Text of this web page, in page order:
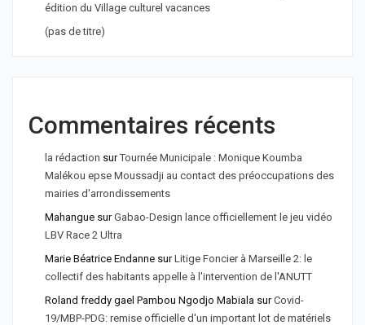
édition du Village culturel vacances
(pas de titre)
Commentaires récents
la rédaction surTournée Municipale : Monique Koumba
Malékou epse Moussadji au contact des préoccupations des
mairies d'arrondissements
Mahangue surGabao-Design lance officiellement le jeu vidéo
LBV Race 2 Ultra
Marie Béatrice Endanne surLitige Foncier à Marseille 2: le
collectif des habitants appelle à l'intervention de l'ANUTT
Roland freddy gael Pambou Ngodjo Mabiala surCovid-
19/MBP-PDG: remise officielle d'un important lot de matériels